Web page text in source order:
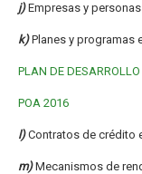
j) Empresas y
k) Planes y programas
PLAN DE
POA 2016
l) Contratos de crédito
m)Mecanismos de